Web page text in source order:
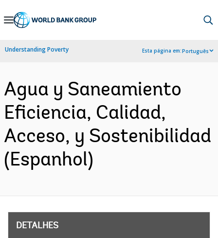
Skip
Navigation
Understanding Poverty Esta página em:Português
Agua y Saneamiento
Eficiencia, Calidad,
Acceso, y Sostenibilidad
(Espanhol)
DETALHES